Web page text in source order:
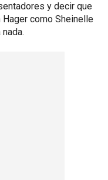
y decir que
Hager como Sheinelle